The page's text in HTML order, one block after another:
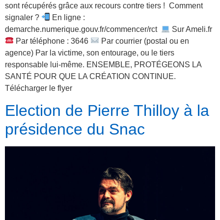
sont récupérés grâce aux recours contre tiers ! Comment
signaler ?
En ligne :
demarche.numerique.gouv.fr/commencer/rct
Sur Ameli.fr
Par téléphone : 3646
Par courrier (postal ou en
agence) Par la victime, son entourage, ou le tiers
responsable lui-même. ENSEMBLE, PROTÉGEONS LA
SANTÉ POUR QUE LA CRÉATION CONTINUE.
Télécharger le flyer
Election de Pierre Thilloy à la
présidence du Snac